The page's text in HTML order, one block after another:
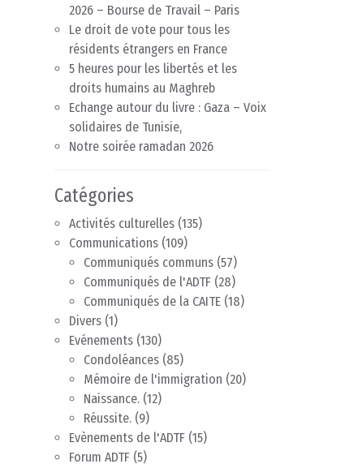
2026 – Bourse de Travail – Paris
Le droit de vote pour tous les
résidents étrangers en France
5 heures pour les libertés et les
droits humains au Maghreb
Echange autour du livre : Gaza – Voix
solidaires de Tunisie,
Notre soirée ramadan 2026
Catégories
Activités culturelles (135)
Communications (109)
Communiqués communs (57)
Communiqués de l'ADTF (28)
Communiqués de la CAITE (18)
Divers (1)
Evénements (130)
Condoléances (85)
Mémoire de l'immigration (20)
Naissance. (12)
Réussite. (9)
Evènements de l'ADTF (15)
Forum ADTF (5)